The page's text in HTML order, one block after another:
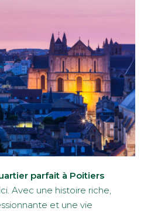
parfait à Poitiers
Avec une histoire riche,
et une vie